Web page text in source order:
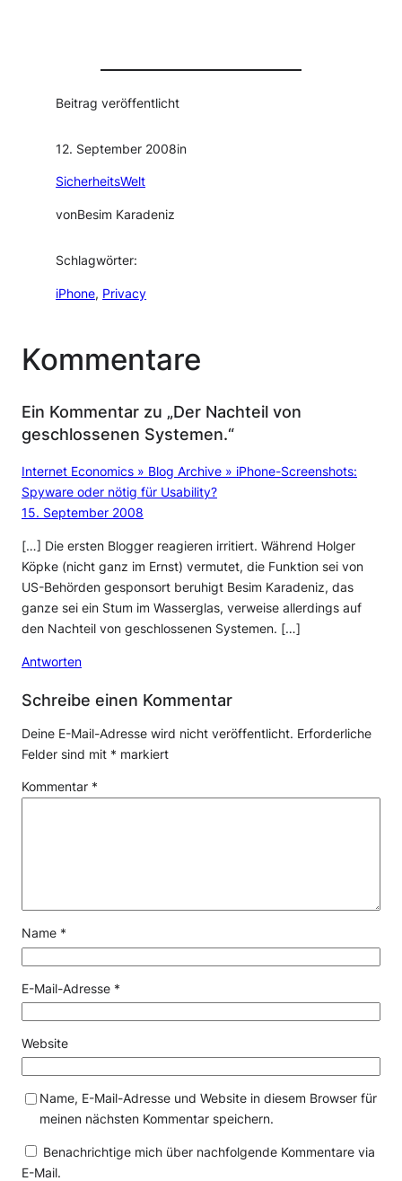
Beitrag veröffentlicht
12. September 2008in
SicherheitsWelt
vonBesim Karadeniz
Schlagwörter:
iPhone, Privacy
Kommentare
Ein Kommentar zu „Der Nachteil von
geschlossenen Systemen.“
Internet Economics » Blog Archive » iPhone-Screenshots:
Spyware oder nötig für Usability?
15. September 2008
[…] Die ersten Blogger reagieren irritiert. Während Holger
Köpke (nicht ganz im Ernst) vermutet, die Funktion sei von
US-Behörden gesponsort beruhigt Besim Karadeniz, das
ganze sei ein Stum im Wasserglas, verweise allerdings auf
den Nachteil von geschlossenen Systemen. […]
Antworten
Schreibe einen Kommentar
Deine E-Mail-Adresse wird nicht veröffentlicht. Erforderliche
Felder sind mit * markiert
Kommentar *
Name *
E-Mail-Adresse *
Website
Name, E-Mail-Adresse und Website in diesem Browser für
meinen nächsten Kommentar speichern.
Benachrichtige mich über nachfolgende Kommentare via
E-Mail.